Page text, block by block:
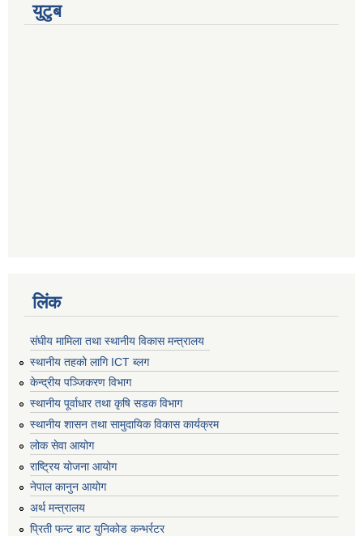
युटुब
लिंक
संघीय मामिला तथा स्थानीय विकास मन्त्रालय
स्थानीय तहको लागि ICT ब्लग
केन्द्रीय पञ्जिकरण विभाग
स्थानीय पूर्वाधार तथा कृषि सडक विभाग
स्थानीय शासन तथा सामुदायिक विकास कार्यक्रम
लोक सेवा आयोग
राष्ट्रिय योजना आयोग
नेपाल कानुन आयोग
अर्थ मन्त्रालय
प्रिती फन्ट बाट युनिकोड कन्भर्रटर